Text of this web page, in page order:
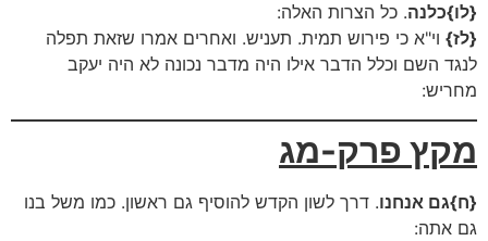
{לו}כלנה. כל הצרות האלה:
{לז} וי"א כי פירוש תמית. תעניש. ואחרים אמרו שזאת תפלה
לנגד השם וכלל הדבר אילו היה מדבר נכונה לא היה יעקב
מחריש:
מקץ פרק-מג
{ח}גם אנחנו. דרך לשון הקדש להוסיף גם ראשון. כמו משל בנו
גם אתה: